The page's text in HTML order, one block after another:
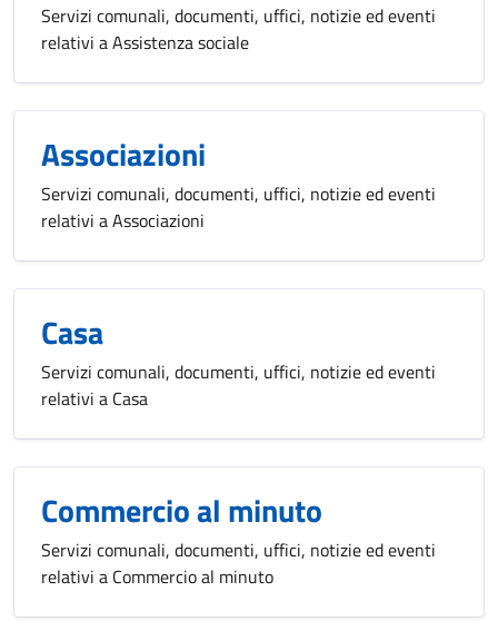
Servizi comunali, documenti, uffici, notizie ed eventi
relativi a Assistenza sociale
Associazioni
Servizi comunali, documenti, uffici, notizie ed eventi
relativi a Associazioni
Casa
Servizi comunali, documenti, uffici, notizie ed eventi
relativi a Casa
Commercio al minuto
Servizi comunali, documenti, uffici, notizie ed eventi
relativi a Commercio al minuto